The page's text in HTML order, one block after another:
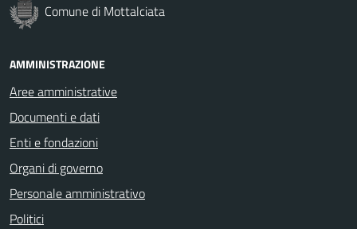
Comune di Mottalciata
AMMINISTRAZIONE
Aree amministrative
Documenti e dati
Enti e fondazioni
Organi di governo
Personale amministrativo
Politici